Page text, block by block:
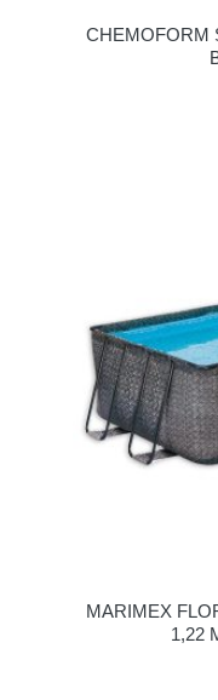
CHEMOFORM
MARIMEX
1,22